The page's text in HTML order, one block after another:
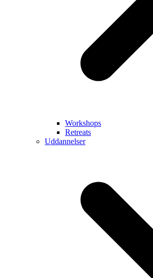
Workshops
Retreats
Uddannelser